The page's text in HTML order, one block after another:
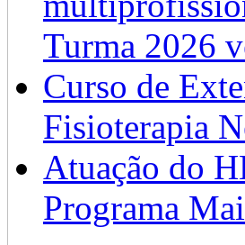
Turma 2026
Curso de
Fisioterapia
Atuação do
Programa